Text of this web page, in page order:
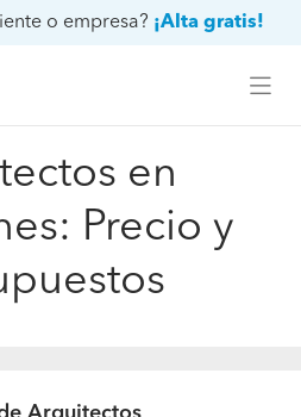
o empresa? ¡Alta gratis!
en
Precio y